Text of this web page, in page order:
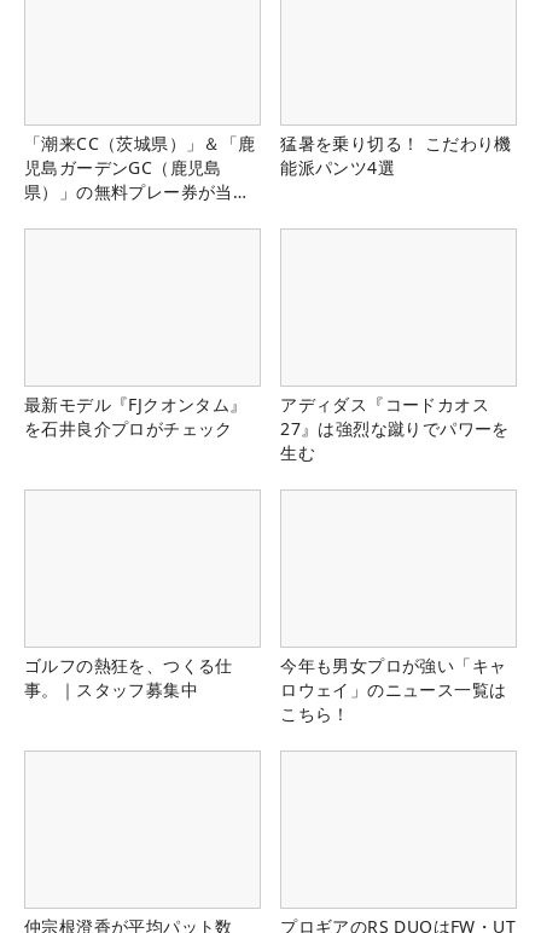
「潮来CC（茨城県）」＆「鹿
児島ガーデンGC（鹿児島
県）」の無料プレー券が当た
猛暑を乗り切る！ こだわり機
能派パンツ4選
最新モデル『FJクオンタム』
を石井良介プロがチェック
アディダス『コードカオス
27』は強烈な蹴りでパワーを
生む
ゴルフの熱狂を、つくる仕
事。｜スタッフ募集中
今年も男女プロが強い「キャ
ロウェイ」のニュース一覧は
こちら！
仲宗根澄香が平均パット数
プロギアのRS DUOはFW・UT